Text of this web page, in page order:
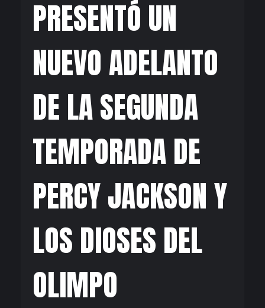
PRESENTÓ UN
NUEVO ADELANTO
DE LA SEGUNDA
TEMPORADA DE
PERCY JACKSON Y
LOS DIOSES DEL
OLIMPO